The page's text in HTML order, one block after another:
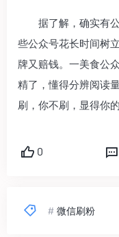
据了解，确实有公
些公众号花长时间树
牌又赔钱。一美食公
精了，懂得分辨阅读
刷，你不刷，显得你
0
# 微信刷粉